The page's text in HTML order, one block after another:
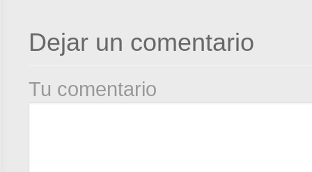
Dejar un comentario
Tu comentario